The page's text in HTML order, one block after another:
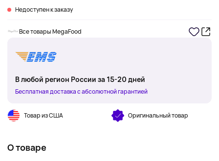
Недоступен к заказу
Все товары MegaFood
В любой регион России за 15-20 дней
Бесплатная доставка с абсолютной гарантией
Товар из США Оригинальный товар
О товаре